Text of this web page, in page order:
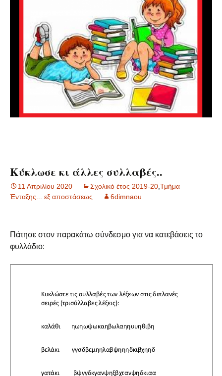
Κύκλωσε κι άλλες συλλαβές..
11 Απριλίου 2020 Σχολικό έτος 2019-20,Τμήμα
Ένταξης... εξ αποστάσεως
6dimnaou
Πάτησε στον παρακάτω σύνδεσμο για να κατεβάσεις το
φυλλάδιο: